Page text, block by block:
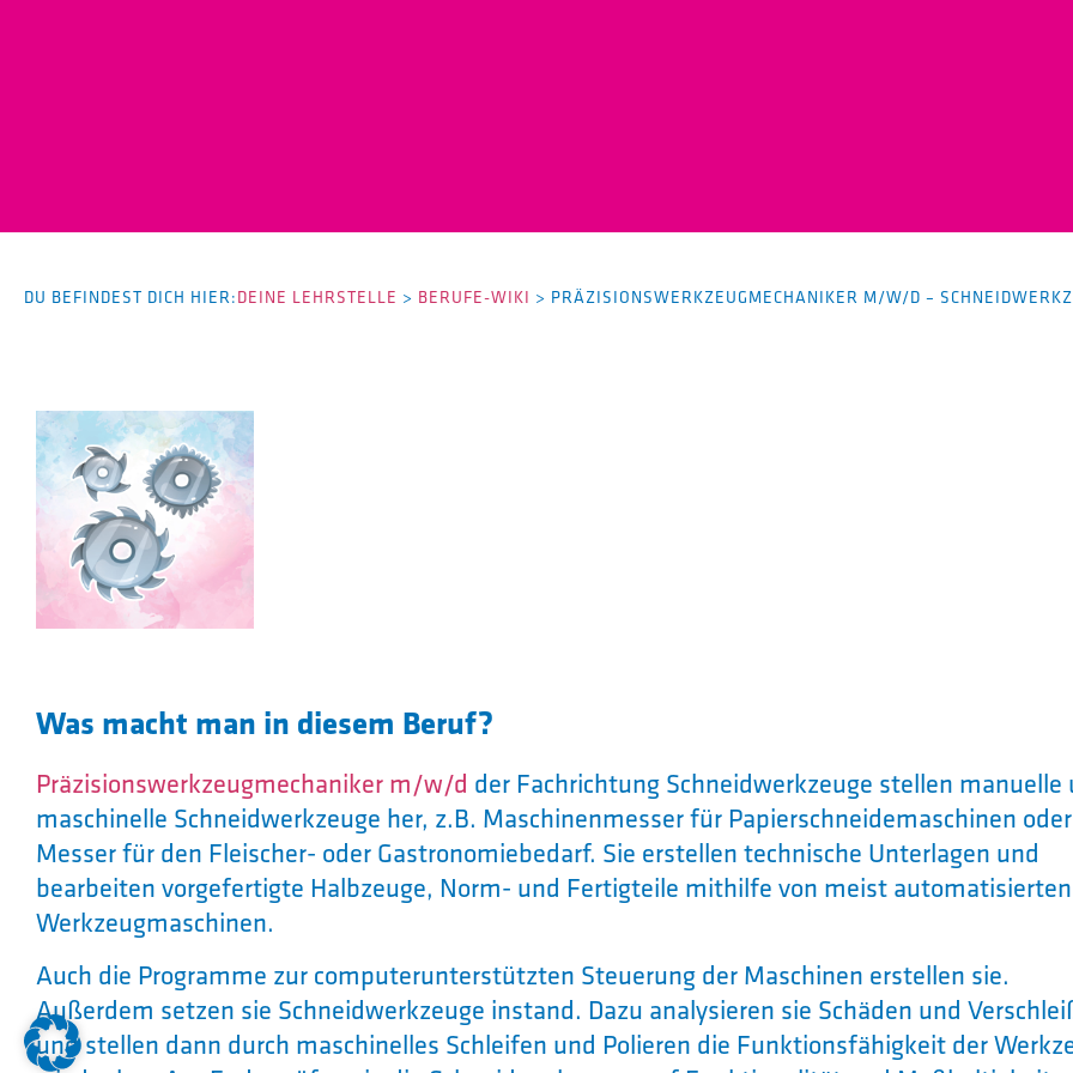
DU BEFINDEST DICH HIER:DEINE LEHRSTELLE > BERUFE-WIKI > PRÄZISIONSWERKZEUGMECHANIKER M/W/D –
Was macht man in diesem Beruf?
Präzisionswerkzeugmechaniker m/w/d der Fachrichtung Schneidwerkzeuge stellen manuelle
maschinelle Schneidwerkzeuge her, z.B. Maschinenmesser für Papierschneidemaschinen oder
Messer für den Fleischer- oder Gastronomiebedarf. Sie erstellen technische Unterlagen und
bearbeiten vorgefertigte Halbzeuge, Norm- und Fertigteile mithilfe von meist automatisierten
Werkzeugmaschinen.
Auch die Programme zur computerunterstützten Steuerung der Maschinen erstellen sie.
Außerdem setzen sie Schneidwerkzeuge instand. Dazu analysieren sie Schäden und
und stellen dann durch maschinelles Schleifen und Polieren die Funktionsfähigkeit der